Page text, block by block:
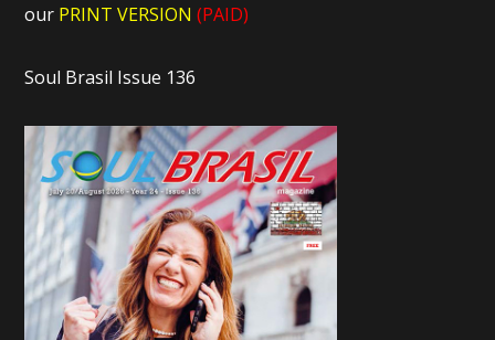
our PRINT VERSION (PAID)
Soul Brasil Issue 136